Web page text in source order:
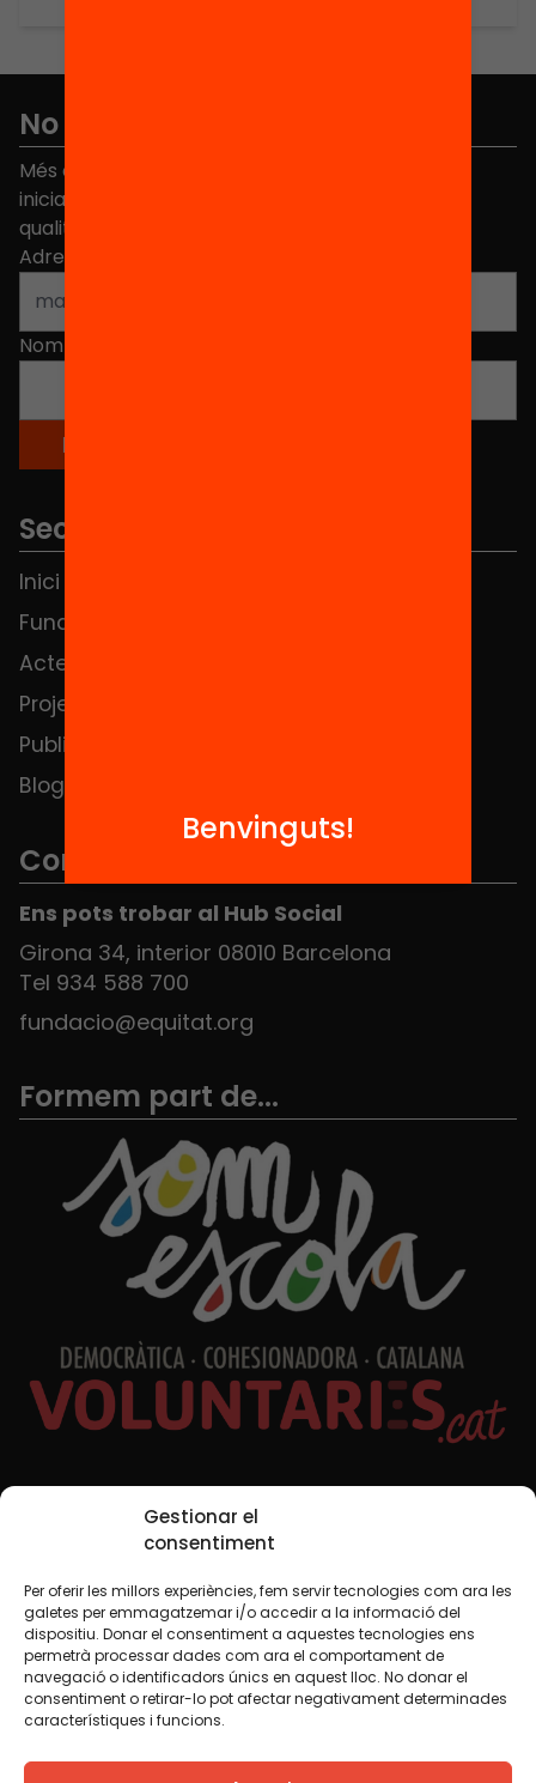
Gestionar el
consentiment
Per oferir les millors experiències, fem servir tecnologies com ara les
galetes per emmagatzemar i/o accedir a la informació del
dispositiu. Donar el consentiment a aquestes tecnologies ens
permetrà processar dades com ara el comportament de
navegació o identificadors únics en aquest lloc. No donar el
consentiment o retirar-lo pot afectar negativament determinades
característiques i funcions.
No et perdis res
Més de 40.000 persones ja han triat Equitat. Rep
iniciatives, propostes i projectes per millorar la
qualitat de l'educació a Catalunya.
Adreça electrònica
Nom
Seccions
Inici
Fundació
Actes
Projectes
Publicacions i vídeos
Blog
Contacte
Ens pots trobar al Hub Social
Girona 34, interior 08010 Barcelona
Tel 934 588 700
fundacio@equitat.org
Formem part de...
Xarxes Socials
TWT YTB IG FB IN
Avís legalPolítica de cookies
Creiem que el coneixement s’ha de compartir. Per això
Benvinguts!